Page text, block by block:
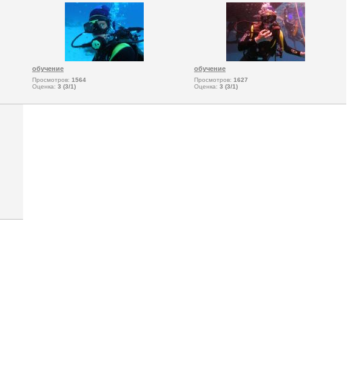
обучение
Просмотров: 1564
Оценка: 3 (3/1)
обучение
Просмотров: 1627
Оценка: 3 (3/1)